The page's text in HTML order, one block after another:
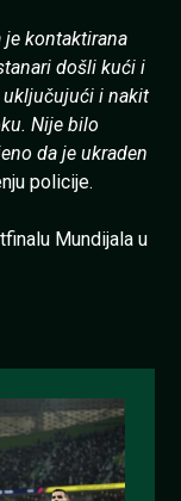
kontaktirana
došli kući i
uključujući i nakit
Nije bilo
da je ukraden
policije.
Mundijala u